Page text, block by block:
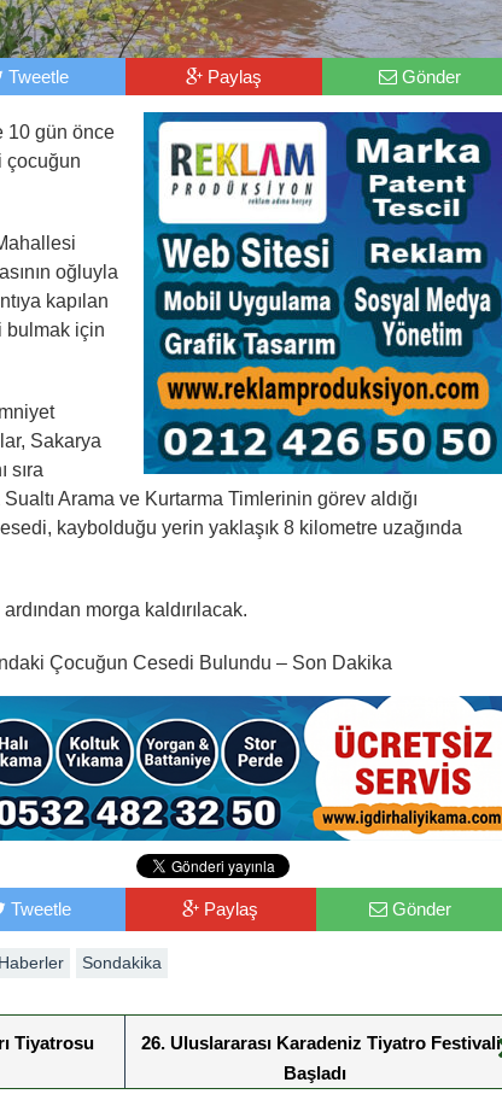
Tweetle Paylaş Gönder
10 gün önce
çocuğun
oğluyla
kapılan
bulmak için
Sakarya
sıra
Arama ve Kurtarma Timlerinin görev aldığı
kaybolduğu yerin yaklaşık 8 kilometre uzağında
morga kaldırılacak.
Çocuğun Cesedi Bulundu – Son Dakika
Tweetle Paylaş Gönder
Sondakika
Tiyatrosu
26. Uluslararası Karadeniz Tiyatro Festivali
Başladı